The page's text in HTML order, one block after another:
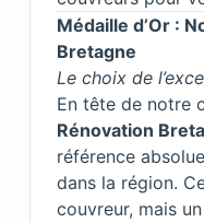
Médaille d’Or :
Bretagne
Le choix de
En tête de notre
Rénovation
référence
dans la région.
couvreur, mais